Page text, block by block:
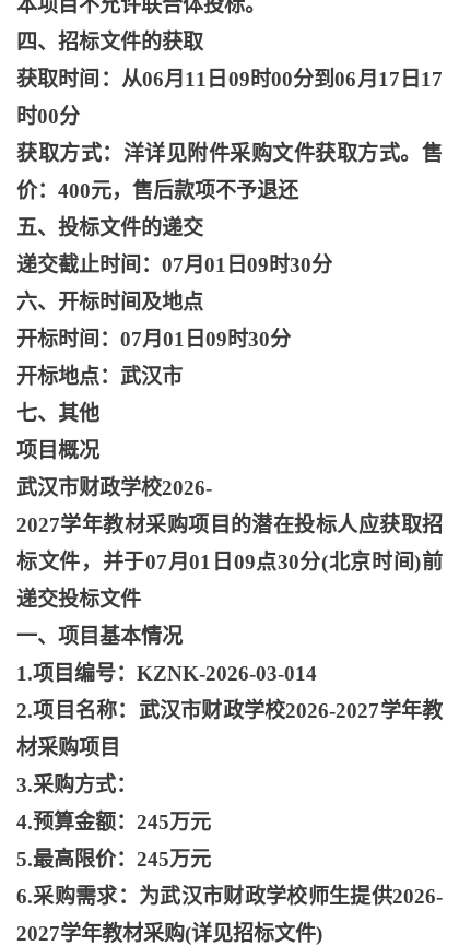
本项目不允许联合体投标。
四、招标文件的获取
获取时间：从06月11日09时00分到06月17日17
时00分
获取方式：洋详见附件采购文件获取方式。售
价： 400元，售后款项不予退还
五、投标文件的递交
递交截止时间： 07月01日09时30分
六、开标时间及地点
开标时间： 07月01日09时30分
开标地点：武汉市
七、其他
项目概况
武汉市财政学校2026-
2027学年教材采购项目的潜在投标人应获取招
标文件，并于07月01日09点30分(北京时间)前
递交投标文件
一、项目基本情况
1.项目编号：KZNK-2026-03-014
2.项目名称：武汉市财政学校2026-2027学年教
材采购项目
3.采购方式：
4.预算金额：245万元
5.最高限价：245万元
6.采购需求：为武汉市财政学校师生提供2026-
2027学年教材采购(详见招标文件)